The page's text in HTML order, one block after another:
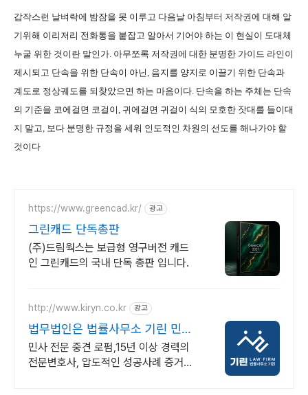
갑작스런 날벼락에 밤잠을 못 이루고 다음날 아침부터 저작권에 대해 알
기위해 이리저리 전화통을 붙잡고 알아서 기어야 하는 이 현실이 도대체
누굴 위한 것이란 말인가. 아무쪼록 저작권에 대한 분명한 가이드 라인이
제시되고 단속을 위한 단속이 아닌, 음지를 양지로 이끌기 위한 단속과
계도로 정상궤도를 되찾았으면 하는 마음이다. 단속을 하는 주체는 단속
의 기준을 코에걸면 코걸이, 귀에걸면 귀걸이 식의 모호한 잣대를 들이대
지 말고, 보다 분명한 규정을 세워 인도적인 차원의 선도를 해나가야 할
것이다
https://www.greencad.kr/ 광고
그린캐드 단독총판
(주)드림웍스는 보급형 영구버전 캐드
인 그린캐드의 국내 단독 총판 입니다.
http://www.kiryn.co.kr 광고
법무법인은 법률사무소 기린 민사
소송 수많은 승소사례
민사 전문 중견 로펌,15년 이상 경력의
전문변호사, 압도적인 성공사례 증거와